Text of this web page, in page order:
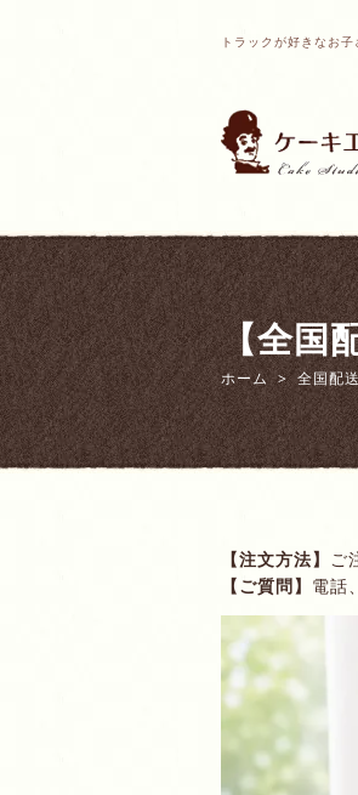
トラックが好きなお
【全国
ホーム 全国配
【注文方法】 ご
【ご質問】 電話